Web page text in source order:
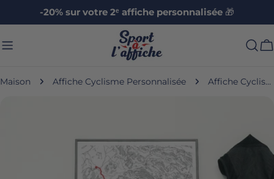
-20% sur votre 2ᵉ affiche personnalisée 🎁
Maison Affiche Cyclisme Personnalisée Affiche Cyclisme - Votre Course Personnalisée